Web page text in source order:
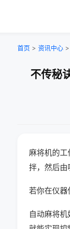
首页 > 资讯中心 >
不传秘
麻将机的工
拌，然后由
若你在仪器
自动麻将